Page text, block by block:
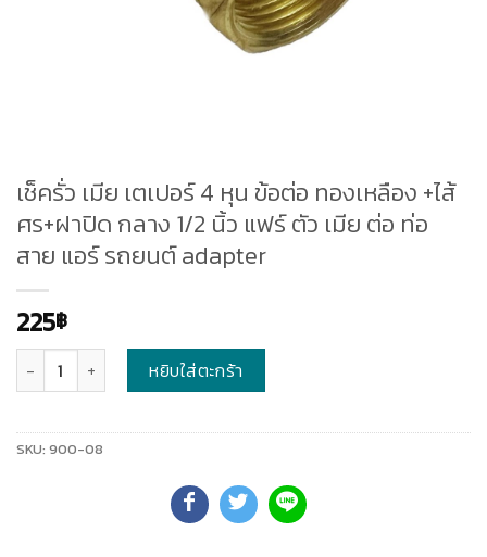
เช็ครั่ว เมีย เตเปอร์ 4 หุน ข้อต่อ ทองเหลือง +ไส้
ศร+ฝาปิด กลาง 1/2 นิ้ว แฟร์ ตัว เมีย ต่อ ท่อ
สาย แอร์ รถยนต์ adapter
225฿
หยิบใส่ตะกร้า
SKU: 900-08